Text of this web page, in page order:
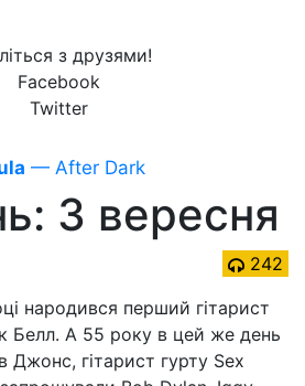
з друзями!
Facebook
Twitter
— After Dark
3 вересня
242
народився перший гітарист
Белл. А 55 року в цей же день
Джонс, гітарист гурту Sex